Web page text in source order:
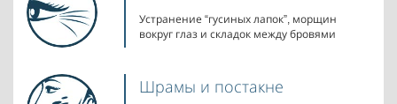
Устранение “гусиных лапок”, морщин
вокруг глаз и складок между бровями
Шрамы и постакне